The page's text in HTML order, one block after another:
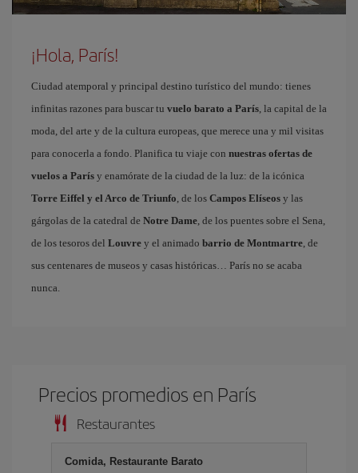
¡Hola, París!
Ciudad atemporal y principal destino turístico del mundo: tienes
infinitas razones para buscar tu vuelo barato a París, la capital de la
moda, del arte y de la cultura europeas, que merece una y mil visitas
para conocerla a fondo. Planifica tu viaje con nuestras ofertas de
vuelos a París y enamórate de la ciudad de la luz: de la icónica
Torre Eiffel y el Arco de Triunfo, de los Campos Elíseos y las
gárgolas de la catedral de Notre Dame, de los puentes sobre el Sena,
de los tesoros del Louvre y el animado barrio de Montmartre, de
sus centenares de museos y casas históricas… París no se acaba
nunca.
Precios promedios en París
Restaurantes
Comida, Restaurante Barato